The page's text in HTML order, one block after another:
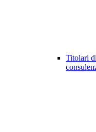
Titolari